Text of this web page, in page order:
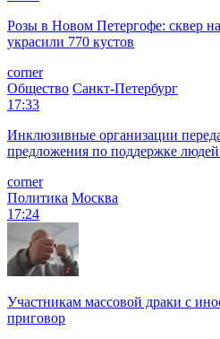
Розы в Новом Петергофе: сквер
украсили 770 кустов
corner
Общество Санкт-Петербург
17:33
Инклюзивные организации
предложения по поддержке
corner
Политика Москва
17:24
Участникам массовой драки с
приговор